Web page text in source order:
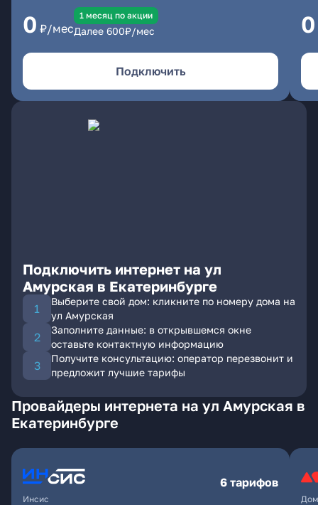
0 ₽/мес
1 месяц по акции
Далее 600₽/мес
Подключить
0
Подключить интернет на ул
Амурская в Екатеринбурге
Выберите свой дом: кликните по номеру дома на
ул Амурская
Заполните данные: в открывшемся окне
оставьте контактную информацию
Получите консультацию: оператор перезвонит и
предложит лучшие тарифы
Провайдеры интернета на ул Амурская в
Екатеринбурге
Инсис
6 тарифов